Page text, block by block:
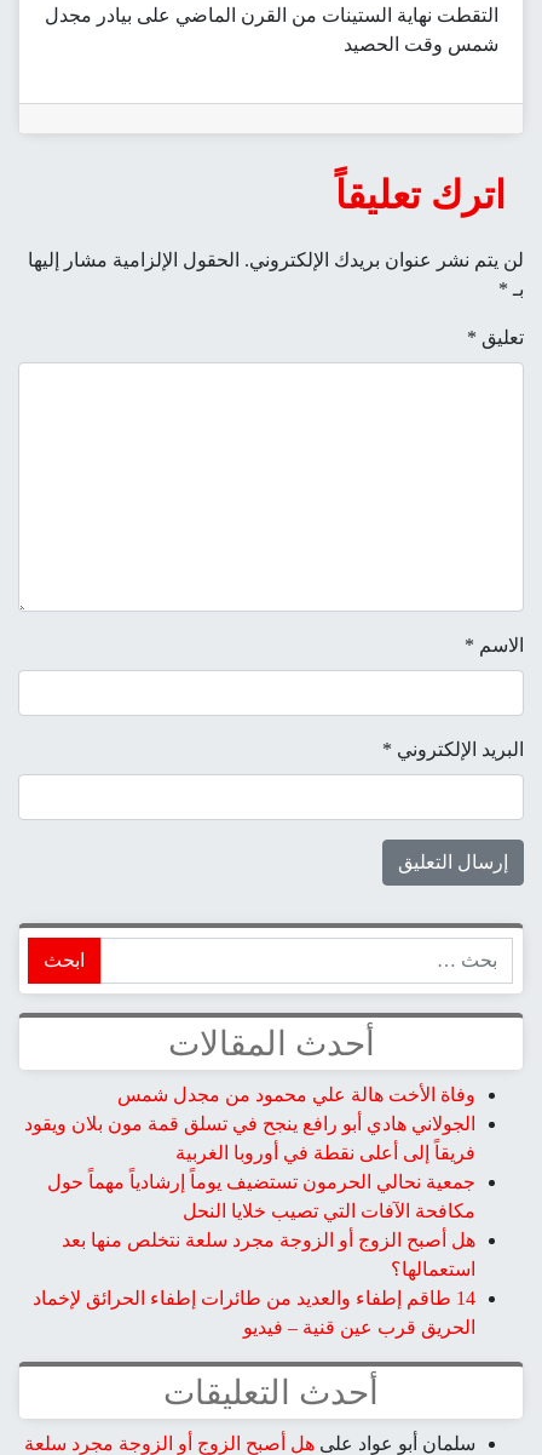
التقطت نهاية الستينات من القرن الماضي على بيادر مجدل
شمس وقت الحصيد
اترك تعليقاً
لن يتم نشر عنوان بريدك الإلكتروني. الحقول الإلزامية مشار إليها
بـ *
تعليق *
الاسم *
البريد الإلكتروني *
أحدث المقالات
وفاة الأخت هالة علي محمود من مجدل شمس
الجولاني هادي أبو رافع ينجح في تسلق قمة مون بلان ويقود
فريقاً إلى أعلى نقطة في أوروبا الغربية
جمعية نحالي الحرمون تستضيف يوماً إرشادياً مهماً حول
مكافحة الآفات التي تصيب خلايا النحل
هل أصبح الزوج أو الزوجة مجرد سلعة نتخلص منها بعد
استعمالها؟
14 طاقم إطفاء والعديد من طائرات إطفاء الحرائق لإخماد
الحريق قرب عين قنية – فيديو
أحدث التعليقات
سلمان أبو عواد على هل أصبح الزوج أو الزوجة مجرد سلعة